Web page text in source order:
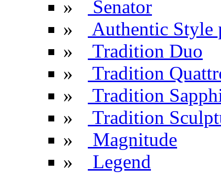
»
Senator
»
Authentic Style
»
Tradition Duo
»
Tradition
»
Tradition
»
Tradition
»
Magnitude
»
Legend